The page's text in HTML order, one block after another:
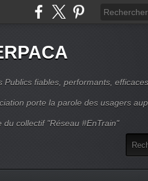
Publics fiables, performants,
porte la parole des usagers
du collectif "Réseau #EnTrain"